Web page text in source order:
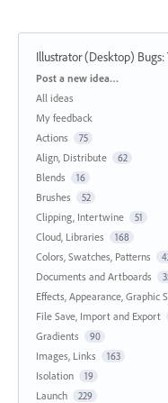
Illustrator (Desktop) Bugs:
Categories
Post a new idea…
All ideas
My feedback
Actions
75
Align, Distribute 62
Blends 16
Brushes 52
Clipping, Intertwine 51
Cloud, Libraries 168
Colors, Swatches, Patterns
Documents and Artboards
Effects, Appearance, Graphic
File Save, Import and Export
Gradients 90
Images, Links 163
Isolation 19
Launch 229